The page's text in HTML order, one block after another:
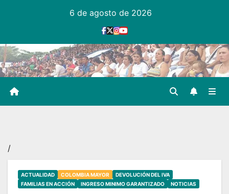
6 de agosto de 2026
/
ACTUALIDAD COLOMBIA MAYOR
DEVOLUCIÓN DEL IVA
FAMILIAS EN ACCIÓN
INGRESO MINIMO GARANTIZADO NOTICIAS